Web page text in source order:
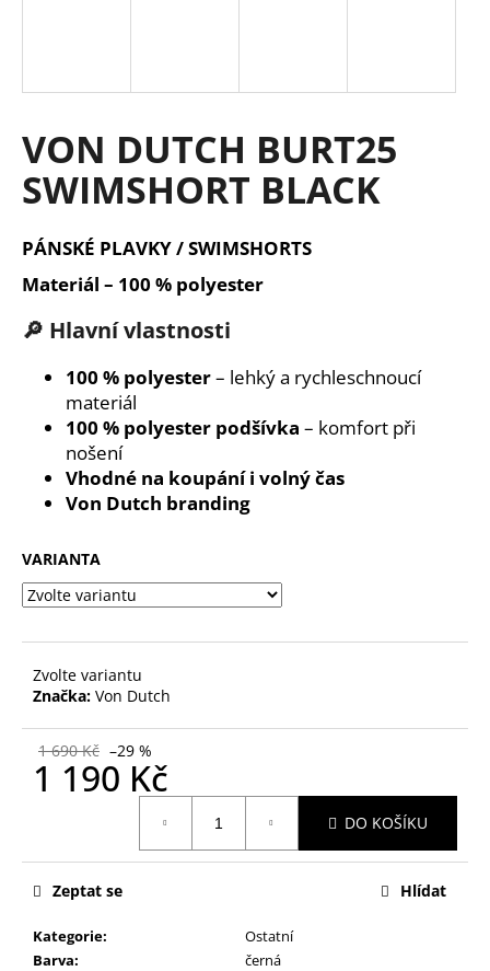
VON DUTCH BURT25
SWIMSHORT BLACK
PÁNSKÉ PLAVKY / SWIMSHORTS
Materiál – 100 % polyester
🔎 Hlavní vlastnosti
100 % polyester– lehký a rychleschnoucí
materiál
100 % polyester podšívka – komfort při
nošení
Vhodné na koupání i volný čas
Von Dutch branding
VARIANTA
Zvolte variantu
Značka: Von Dutch
1 690 Kč –29 %
1 190 Kč
DO KOŠÍKU
Kategorie:
Ostatní
Barva: černá
Zeptat se Hlídat
í
?
HLEDAT
e
m
e